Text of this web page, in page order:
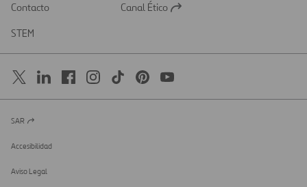
una
Contacto
Abrir
Canal Ético
STEM
Abrir
una
nueva
SAR
Accesibilidad
Aviso Legal